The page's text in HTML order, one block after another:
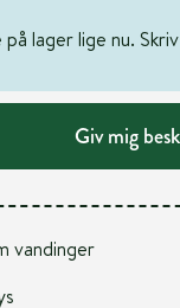
lager lige nu.
Giv mig
vandinger